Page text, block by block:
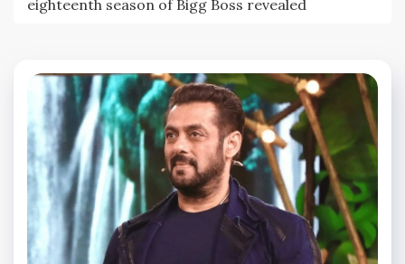
eighteenth season of Bigg Boss revealed